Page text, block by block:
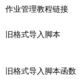
作业管理教程链接
旧格式导入脚本
旧格式导入脚本函数